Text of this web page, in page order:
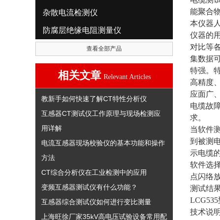
杂散电流检测仪
防腐层绝缘电阻测量仪
查看全部产品
相关文章 Relevant Articles
教新手如何快速了解CT特性分析仪
互感器CT测试仪工作原理与现场检测应
用详解
电流互感器现场校验仪的基本功能和操作
方法
CT综合分析仪在工业检测中的应用
变频互感器测试仪有什么功能？
互感器综合测试仪如何进行变比测量
上海旺徐厂家35kV高电压试验设备常用配
能聚合
本仪器
仪器的
对比等
集数据
特强。
高精度
应面广
电缆故
求。
当软件
到被测
示电缆
软件选
点闪络
测试结
技术说